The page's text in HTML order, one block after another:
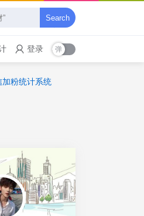
Search
登录
加粉统计系统